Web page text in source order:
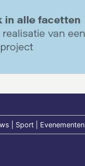
| Sport | Evenementen